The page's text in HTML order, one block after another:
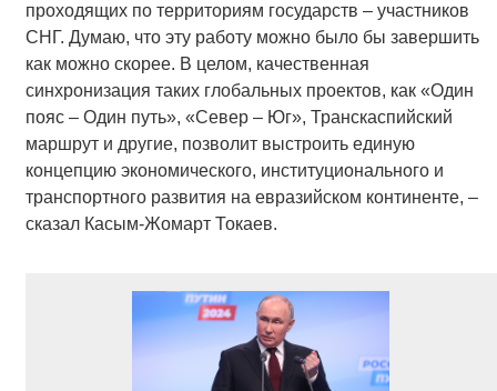
проходящих по территориям государств – участников
СНГ. Думаю, что эту работу можно было бы завершить
как можно скорее. В целом, качественная
синхронизация таких глобальных проектов, как «Один
пояс – Один путь», «Север – Юг», Транскаспийский
маршрут и другие, позволит выстроить единую
концепцию экономического, институционального и
транспортного развития на евразийском континенте, –
сказал Касым-Жомарт Токаев.